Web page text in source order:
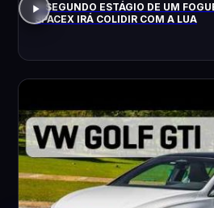
O SEGUNDO ESTÁGIO DE UM
SPACEX IRÁ COLIDIR COM A LUA